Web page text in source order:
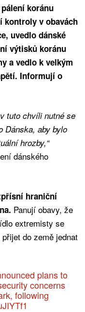
koránu
kontroly v obavách
uvedlo dánské
výtisků koránu
a vedlo k velkým
Informují o
tuto chvíli nutné se
Dánska, aby bylo
hrozby,“
dánského
hraniční
Panují obavy, že
extremisty se
do země jednat
plans to
concerns
following